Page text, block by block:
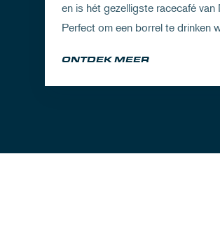
en is hét gezelligste racecafé van
Perfect om een borrel te drinken
na een dag vol inspanning.
ONTDEK MEER